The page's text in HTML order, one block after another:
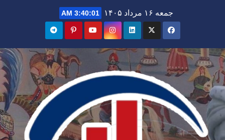
جمعه ۱۶ مرداد ۱۴۰۵ 3:40:02 AM